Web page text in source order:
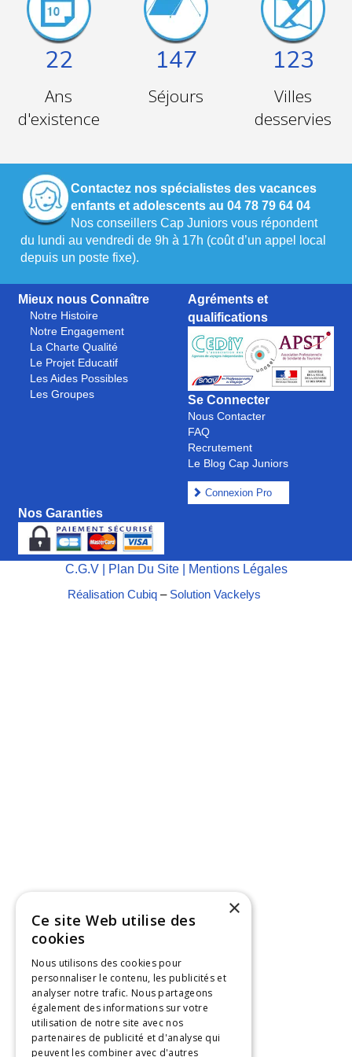
22
Ans
d'existence
147
Séjours
123
Villes
desservies
Contactez nos spécialistes des vacances
enfants et adolescents au 04 78 79 64 04
Nos conseillers Cap Juniors vous répondent
du lundi au vendredi de 9h à 17h (coût d’un appel local
depuis un poste fixe).
Mieux nous Connaître
Notre Histoire
Notre Engagement
La Charte Qualité
Le Projet Educatif
Les Aides Possibles
Les Groupes
Agréments et
qualifications
Se Connecter
Nous Contacter
FAQ
Recrutement
Le Blog Cap Juniors
Connexion Pro
Nos Garanties
C.G.V| Plan Du Site|
Mentions Légales
Réalisation Cubiq – Solution Vackelys
×
Ce site Web utilise des
cookies
Nous utilisons des cookies pour
personnaliser le contenu, les publicités et
analyser notre trafic. Nous partageons
également des informations sur votre
utilisation de notre site avec nos
partenaires de publicité et d'analyse qui
peuvent les combiner avec d'autres